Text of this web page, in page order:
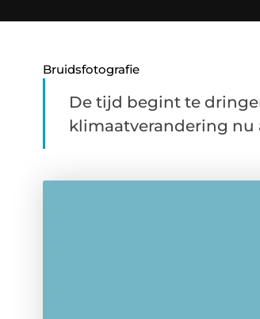
Bruidsfotografie
De tijd begint te
klimaatverandering nu